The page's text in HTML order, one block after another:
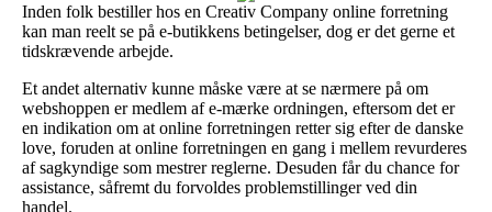
Inden folk bestiller hos en Creativ Company online forretning
kan man reelt se på e-butikkens betingelser, dog er det gerne et
tidskrævende arbejde.
Et andet alternativ kunne måske være at se nærmere på om
webshoppen er medlem af e-mærke ordningen, eftersom det er
en indikation om at online forretningen retter sig efter de danske
love, foruden at online forretningen en gang i mellem revurderes
af sagkyndige som mestrer reglerne. Desuden får du chance for
assistance, såfremt du forvoldes problemstillinger ved din
handel.